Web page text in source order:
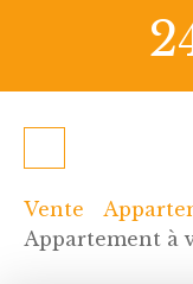
Vente
Appartement à